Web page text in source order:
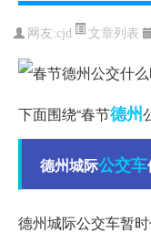
网友:cjd 文章列表
下面围绕“春节德州
德州城际公交车
德州城际公交车暂